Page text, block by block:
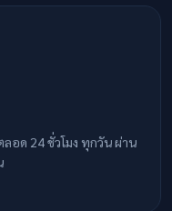
ด 24 ชั่วโมง ทุกวัน ผ่าน